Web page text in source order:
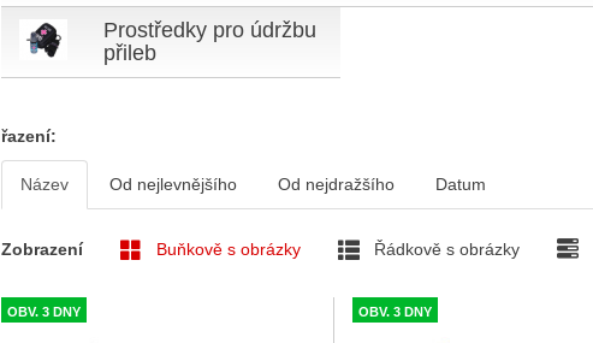
Prostředky pro údržbu
přileb
řazení:
Název Od nejlevnějšího Od nejdražšího Datum
Zobrazení Buňkově s obrázky Řádkově s obrázky
OBV. 3 DNY OBV. 3 DNY